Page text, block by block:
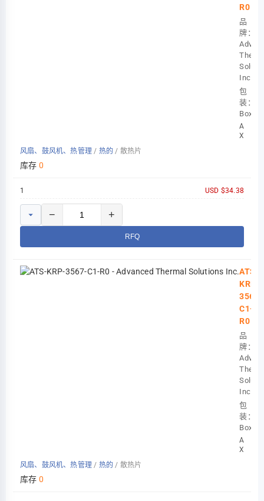
R0
品
牌：
Inc.
包
装：
Box
AMD
XILINX
风扇、鼓风机、热管理 / 热的 / 散热片
库存 0
1 USD $34.38
− +
RFQ
ATS-
KRP-
3567-
C1-
R0
品
牌：
Inc.
包
装：
Box
AMD
XILINX
风扇、鼓风机、热管理 / 热的 / 散热片
库存 0